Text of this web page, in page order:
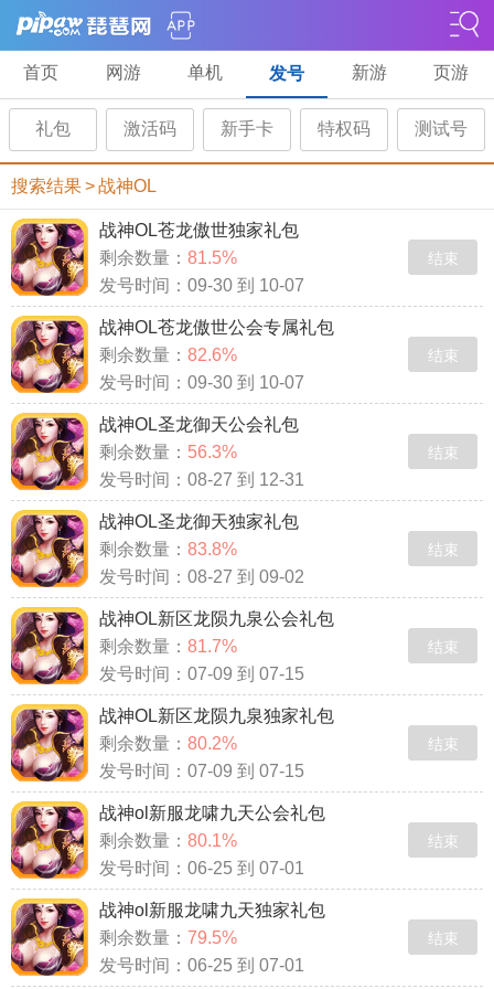
首页 网游 单机 发号 新游 页游
礼包 激活码 新手卡 特权码 测试号
搜索结果>战神OL
战神OL苍龙傲世独家礼包
剩余数量： 81.5%
发号时间：09-30 到 10-07
结束
战神OL苍龙傲世公会专属礼包
剩余数量： 82.6%
发号时间：09-30 到 10-07
结束
战神OL圣龙御天公会礼包
剩余数量： 56.3%
发号时间：08-27 到 12-31
结束
战神OL圣龙御天独家礼包
剩余数量： 83.8%
发号时间：08-27 到 09-02
结束
战神OL新区龙陨九泉公会礼包
剩余数量： 81.7%
发号时间：07-09 到 07-15
结束
战神OL新区龙陨九泉独家礼包
剩余数量： 80.2%
发号时间：07-09 到 07-15
结束
战神ol新服龙啸九天公会礼包
剩余数量： 80.1%
发号时间：06-25 到 07-01
结束
战神ol新服龙啸九天独家礼包
剩余数量： 79.5%
发号时间：06-25 到 07-01
结束